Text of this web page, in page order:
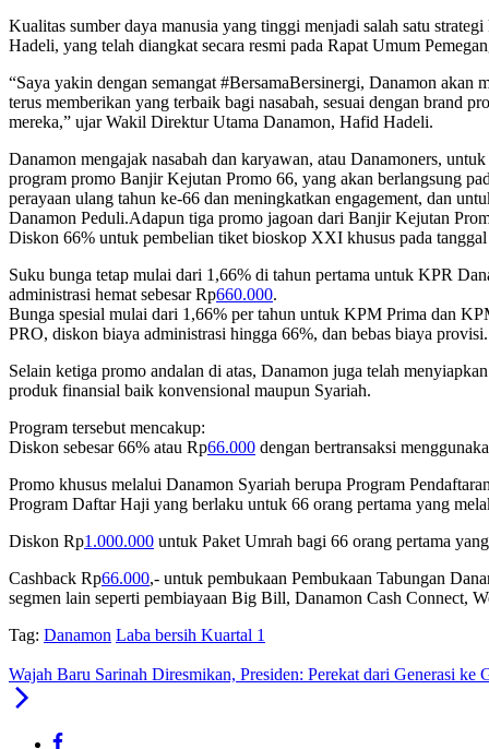
Kualitas sumber daya manusia yang tinggi menjadi salah satu
Hadeli, yang telah diangkat secara resmi pada Rapat Umum
“Saya yakin dengan semangat #BersamaBersinergi, Danamon
terus memberikan yang terbaik bagi nasabah, sesuai dengan brand
mereka,” ujar Wakil Direktur Utama Danamon, Hafid Hadeli.
Danamon mengajak nasabah dan karyawan, atau Danamoners,
program promo Banjir Kejutan Promo 66, yang akan berlangsung
perayaan ulang tahun ke-66 dan meningkatkan engagement, dan
Danamon Peduli.Adapun tiga promo jagoan dari Banjir Kejutan
Diskon 66% untuk pembelian tiket bioskop XXI khusus pada
Suku bunga tetap mulai dari 1,66% di tahun pertama untuk KPR
administrasi hemat sebesar Rp660.000.
Bunga spesial mulai dari 1,66% per tahun untuk KPM Prima dan
PRO, diskon biaya administrasi hingga 66%, dan bebas biaya provisi.
Selain ketiga promo andalan di atas, Danamon juga telah
produk finansial baik konvensional maupun Syariah.
Program tersebut mencakup:
Diskon sebesar 66% atau Rp66.000 dengan bertransaksi
Promo khusus melalui Danamon Syariah berupa Program
Program Daftar Haji yang berlaku untuk 66 orang pertama yang
Diskon Rp1.000.000 untuk Paket Umrah bagi 66 orang pertama
Cashback Rp66.000,- untuk pembukaan Pembukaan Tabungan
segmen lain seperti pembiayaan Big Bill, Danamon Cash Connect,
Tag: Danamon Laba bersih Kuartal 1
Wajah Baru Sarinah Diresmikan, Presiden: Perekat dari Generasi ke